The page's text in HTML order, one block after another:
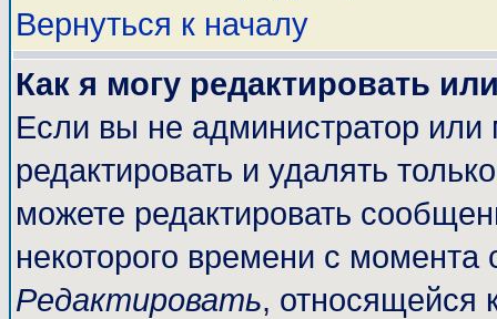
Вернуться к началу
Как я могу редактировать
Если вы не администратор
редактировать и удалять
можете редактировать
некоторого времени с
Редактировать, относящейся